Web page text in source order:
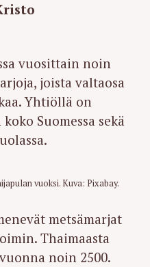
vuosittain noin
joista valtaosa
Yhtiöllä on
Suomessa sekä
vuoksi. Kuva: Pixabay.
metsämarjat
Thaimaasta
noin 2500.